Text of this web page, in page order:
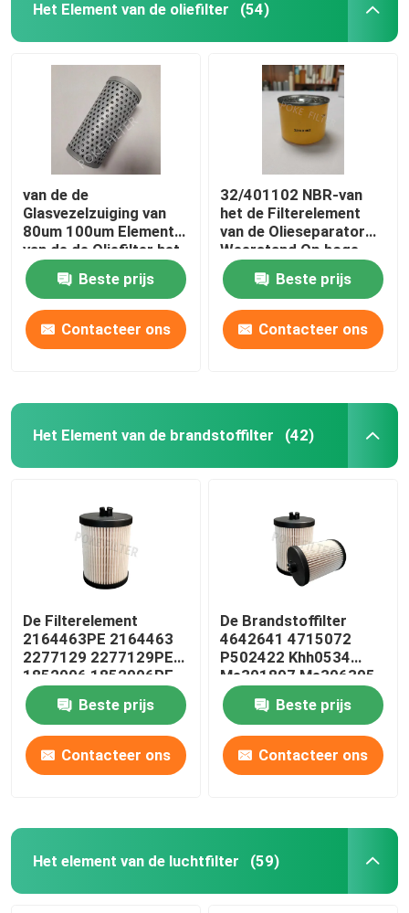
Het Element van de oliefilter (54)
van de de
Glasvezelzuiging van
80um 100um Element
van de de Oliefilter het
Hydraulische 937935Q
Beste prijs
Contacteer ons
32/401102 NBR-van
het de Filterelement
van de Olieseparator
Weerstand Op hoge
temperatuur
Beste prijs
Contacteer ons
Het Element van de brandstoffilter (42)
De Filterelement
2164463PE 2164463
2277129 2277129PE
1852006 1852006PE
van de
vrachtwagenbrandstof
Beste prijs
Contacteer ons
De Brandstoffilter
4642641 4715072
P502422 Khh0534
Me301897 Me306305
van het
glasvezelelement
Beste prijs
Contacteer ons
Het element van de luchtfilter (59)